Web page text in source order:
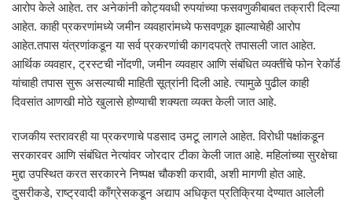
आरोप केले आहेत. तर अनेकांनी कोट्यवधी रुपयांच्या फसवणुकीबाबत तक्रारी दिल्या
आहेत. काही प्रकरणांमध्ये जमीन व्यवहारांमध्ये फसवणूक झाल्याचेही आरोप
आहेत.तपास यंत्रणांकडून या सर्व प्रकरणांची कागदपत्रे तपासली जात आहेत.
आर्थिक व्यवहार, ट्रस्टची नोंदणी, जमीन व्यवहार आणि संबंधित व्यक्तींचे फोन रेकॉर्ड
यांचाही तपास सुरू असल्याची माहिती सूत्रांनी दिली आहे. त्यामुळे पुढील काही
दिवसांत आणखी मोठे खुलासे होण्याची शक्यता व्यक्त केली जात आहे.
राजकीय स्तरावरही या प्रकरणाचे पडसाद उमटू लागले आहेत. विरोधी पक्षांकडून
सरकारवर आणि संबंधित नेत्यांवर जोरदार टीका केली जात आहे. महिलांच्या सुरक्षेचा
मुद्दा उपस्थित करत सरकारने निष्पक्ष चौकशी करावी, अशी मागणी होत आहे.
दुसरीकडे, राष्ट्रवादी काँग्रेसकडून अद्याप अधिकृत प्रतिक्रिया देण्यात आलेली